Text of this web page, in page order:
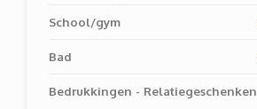
School/gym
Bad
Bedrukkingen - Relatiegeschenken